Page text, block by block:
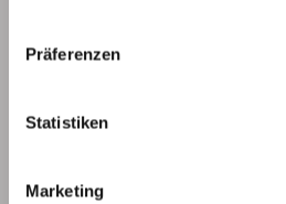
Präferenzen
Statistiken
Marketing